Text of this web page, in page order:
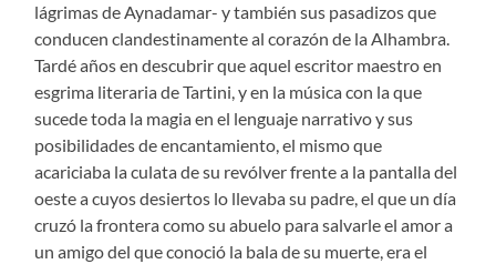
lágrimas de Aynadamar- y también sus pasadizos que
conducen clandestinamente al corazón de la Alhambra.
Tardé años en descubrir que aquel escritor maestro en
esgrima literaria de Tartini, y en la música con la que
sucede toda la magia en el lenguaje narrativo y sus
posibilidades de encantamiento, el mismo que
acariciaba la culata de su revólver frente a la pantalla del
oeste a cuyos desiertos lo llevaba su padre, el que un día
cruzó la frontera como su abuelo para salvarle el amor a
un amigo del que conoció la bala de su muerte, era el